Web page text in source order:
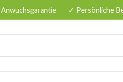
✓ Persönliche